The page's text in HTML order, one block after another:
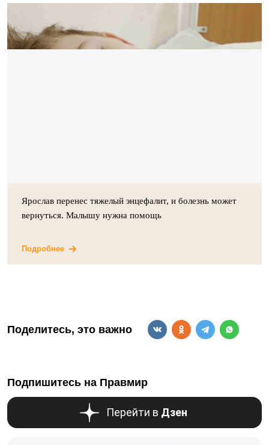
Ярослав перенес тяжелый энцефалит, и болезнь может
вернуться. Малышу нужна помощь
Подробнее
Поделитесь, это важно
Подпишитесь на Правмир
Перейти в Дзен